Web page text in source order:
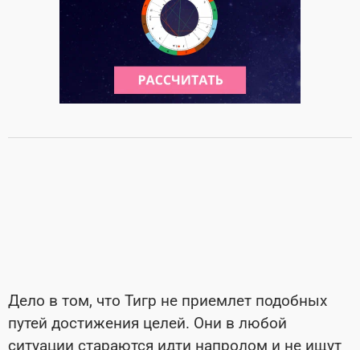
Дело в том, что Тигр не приемлет подобных
путей достижения целей. Они в любой
ситуации стараются идти напролом и не ищут